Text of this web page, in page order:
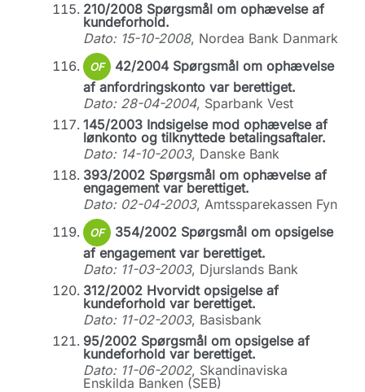
210/2008 Spørgsmål om ophævelse af
kundeforhold.
Dato: 15-10-2008, Nordea Bank Danmark
OF
42/2004 Spørgsmål om ophævelse
af anfordringskonto var berettiget.
Dato: 28-04-2004, Sparbank Vest
145/2003 Indsigelse mod ophævelse af
lønkonto og tilknyttede betalingsaftaler.
Dato: 14-10-2003, Danske Bank
393/2002 Spørgsmål om ophævelse af
engagement var berettiget.
Dato: 02-04-2003, Amtssparekassen Fyn
OF
354/2002 Spørgsmål om opsigelse
af engagement var berettiget.
Dato: 11-03-2003, Djurslands Bank
312/2002 Hvorvidt opsigelse af
kundeforhold var berettiget.
Dato: 11-02-2003, Basisbank
95/2002 Spørgsmål om opsigelse af
kundeforhold var berettiget.
Dato: 11-06-2002, Skandinaviska
Enskilda Banken (SEB)